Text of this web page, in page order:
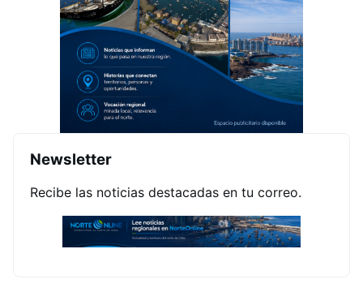
Newsletter
Recibe las noticias destacadas en tu correo.